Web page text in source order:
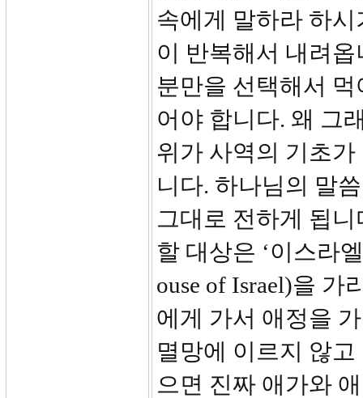
속에게 말하라 하시
이 반복해서 내려
분만을 선택해서
어야 합니다. 왜 그
위가 사역의 기초
니다. 하나님의 말
그대로 전하게 됩
할 대상은 ‘이스라
ouse of Israel)을 가
에게 가서 애정을
멸망에 이르지 않
으면 진짜 애가와